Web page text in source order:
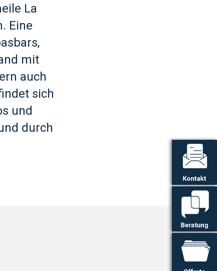
La
Eine
mit
auch
sich
und
durch